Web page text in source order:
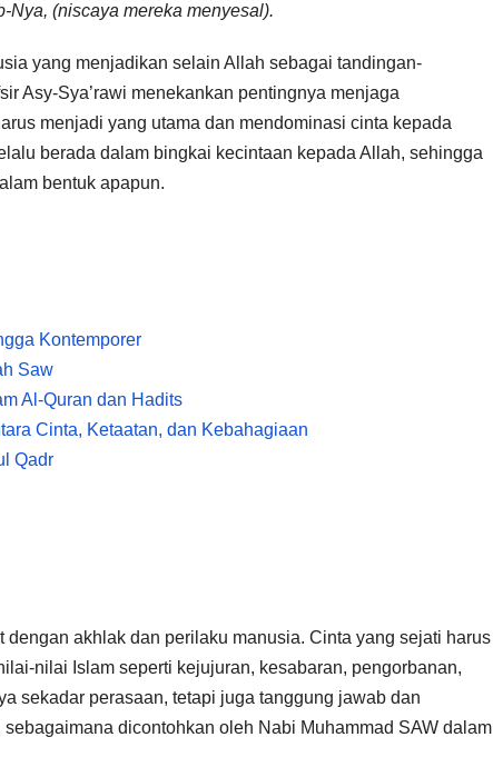
Nya, (niscaya mereka menyesal).
yang menjadikan selain Allah sebagai tandingan-
Asy-Sya’rawi menekankan pentingnya menjaga
menjadi yang utama dan mendominasi cinta kepada
berada dalam bingkai kecintaan kepada Allah, sehingga
bentuk apapun.
Kontemporer
Saw
Al-Quran dan Hadits
Cinta, Ketaatan, dan Kebahagiaan
Qadr
akhlak dan perilaku manusia. Cinta yang sejati harus
nilai Islam seperti kejujuran, kesabaran, pengorbanan,
sekadar perasaan, tetapi juga tanggung jawab dan
dicontohkan oleh Nabi Muhammad SAW dalam